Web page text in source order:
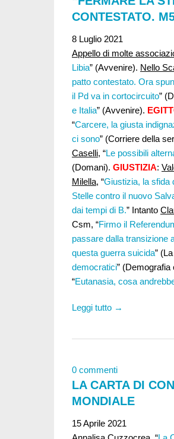
CONTESTATO.
8 Luglio 2021
Appello di molte
Libia” (Avvenire). Nello
patto contestato. Ora
il Pd va in cortocircuito”
e Italia” (Avvenire).
“Carcere, la giusta
ci sono” (Corriere della
Caselli, “Le possibili
(Domani). GIUSTIZIA:
Milella, “Giustizia, la sfida
Stelle contro il nuovo
dai tempi di B.” Intanto
Csm, “Firmo il
passare dalla transizione
questa guerra suicida”
democratici”
“Eutanasia, cosa
Leggi tutto →
0 commenti
LA CARTA DI
MONDIALE
15 Aprile 2021